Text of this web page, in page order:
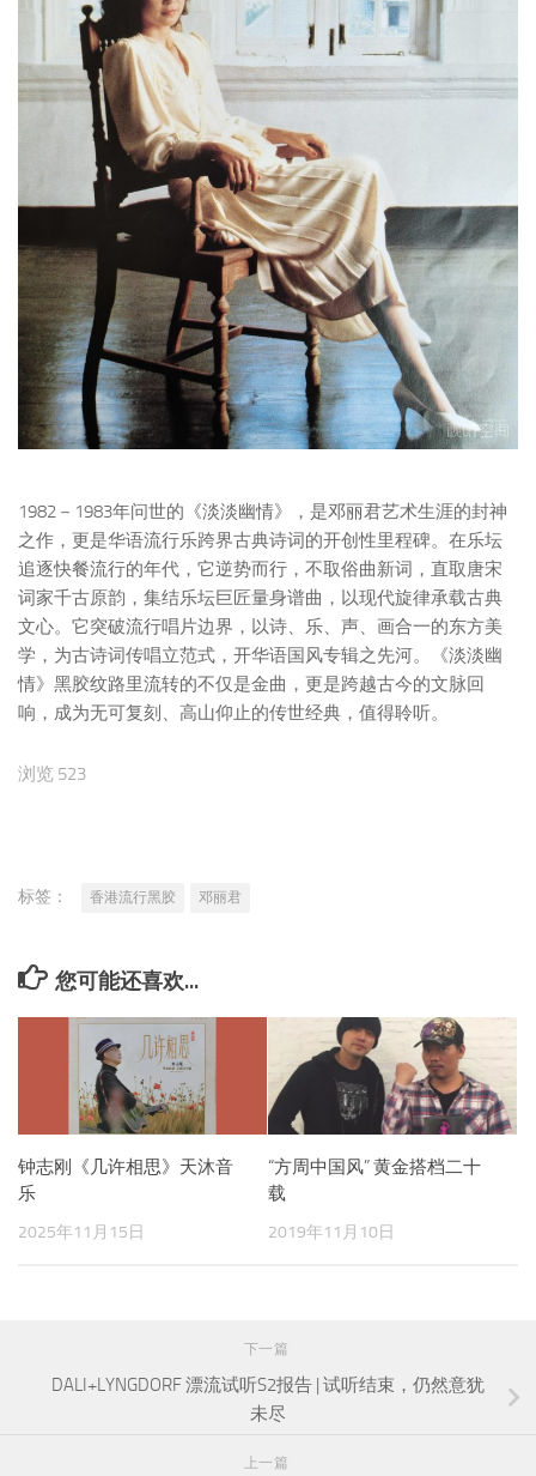
1982－1983年问世的《淡淡幽情》，是邓丽君艺术生涯的封神
之作，更是华语流行乐跨界古典诗词的开创性里程碑。在乐坛
追逐快餐流行的年代，它逆势而行，不取俗曲新词，直取唐宋
词家千古原韵，集结乐坛巨匠量身谱曲，以现代旋律承载古典
文心。它突破流行唱片边界，以诗、乐、声、画合一的东方美
学，为古诗词传唱立范式，开华语国风专辑之先河。《淡淡幽
情》黑胶纹路里流转的不仅是金曲，更是跨越古今的文脉回
响，成为无可复刻、高山仰止的传世经典，值得聆听。
浏览 523
标签： 香港流行黑胶 邓丽君
您可能还喜欢...
钟志刚《几许相思》天沐音
乐
2025年11月15日
“方周中国风” 黄金搭档二十
载
2019年11月10日
下一篇
DALI+LYNGDORF 漂流试听S2报告 | 试听结束，仍然意犹
未尽
上一篇